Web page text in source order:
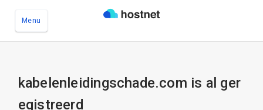
Menu
kabelenleidingschade.com is al ger
egistreerd